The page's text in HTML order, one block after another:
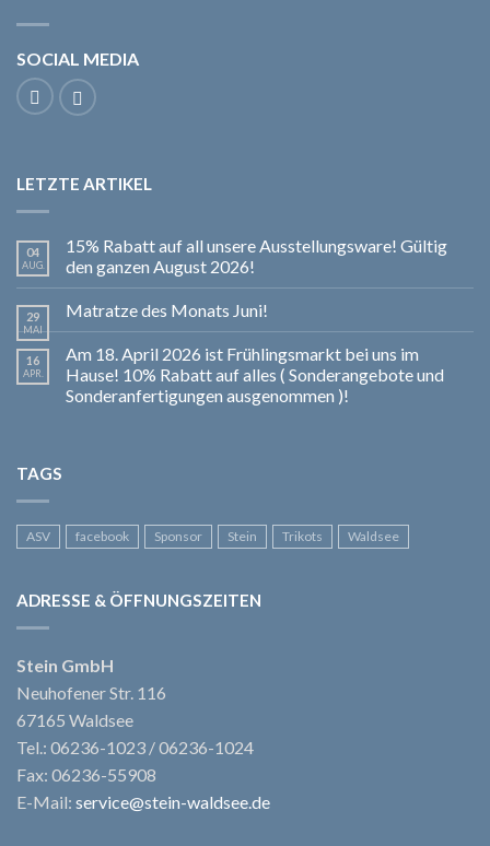
SOCIAL MEDIA
LETZTE ARTIKEL
04
AUG.
15% Rabatt auf all unsere Ausstellungsware! Gültig
den ganzen August 2026!
29
MAI
Matratze des Monats Juni!
16
APR.
Am 18. April 2026 ist Frühlingsmarkt bei uns im
Hause! 10% Rabatt auf alles ( Sonderangebote und
Sonderanfertigungen ausgenommen )!
TAGS
ASV facebook Sponsor Stein Trikots Waldsee
ADRESSE & ÖFFNUNGSZEITEN
Stein GmbH
Neuhofener Str. 116
67165 Waldsee
Tel.: 06236-1023 / 06236-1024
Fax: 06236-55908
E-Mail: service@stein-waldsee.de